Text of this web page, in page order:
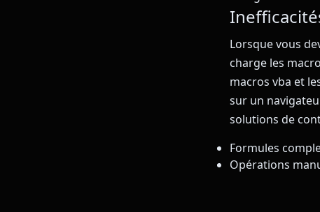
Lorsque vous
charge les
macros vba et
sur un
solutions de
Formules
Opérations